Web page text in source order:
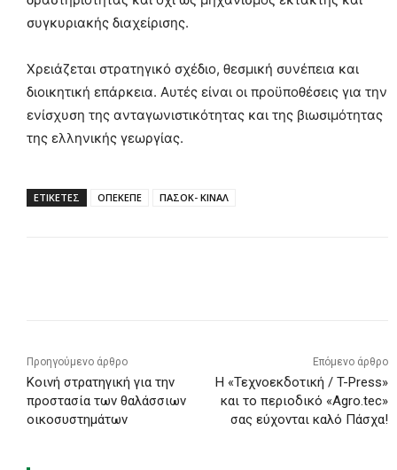
συγκυριακής διαχείρισης.
Χρειάζεται στρατηγικό σχέδιο, θεσμική συνέπεια και
διοικητική επάρκεια. Αυτές είναι οι προϋποθέσεις για την
ενίσχυση της ανταγωνιστικότητας και της βιωσιμότητας
της ελληνικής γεωργίας.
ΕΤΙΚΕΤΕΣ ΟΠΕΚΕΠΕ ΠΑΣΟΚ- ΚΙΝΑΛ
Προηγούμενο άρθρο
Kοινή στρατηγική για την
προστασία των θαλάσσιων
οικοσυστημάτων
Επόμενο άρθρο
Η «Τεχνοεκδοτική / T-Press»
και το περιοδικό «Agro.tec»
σας εύχονται καλό Πάσχα!